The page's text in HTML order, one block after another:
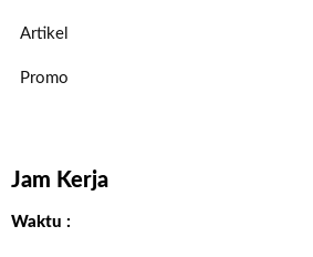
Artikel
Promo
Jam Kerja
Waktu :